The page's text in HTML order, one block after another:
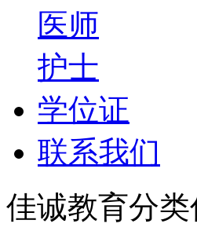
医师
护士
学位证
联系我们
佳诚教育分